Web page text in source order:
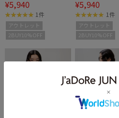
ディガン
¥5,940
1件
アウトレット
2BUY10%OFF
ディガン
¥5,940
1件
アウトレット
2BUY10%OFF